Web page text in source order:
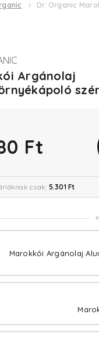
Dr. Organic
Argánolaj
Ft
csak: 5.301 Ft
Marokkói Argánolaj